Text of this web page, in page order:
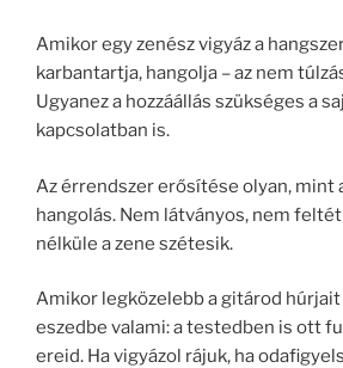
Amikor egy zenész vigyáz a
karbantartja, hangolja – az nem
Ugyanez a hozzáállás szükséges a
kapcsolatban is.
Az érrendszer erősítése olyan, mint
hangolás. Nem látványos, nem
nélküle a zene szétesik.
Amikor legközelebb a gitárod
eszedbe valami: a testedben is ott
ereid. Ha vigyázol rájuk, ha